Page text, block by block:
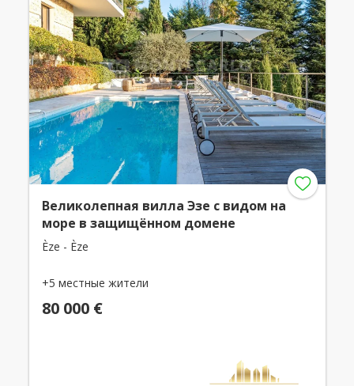
Великолепная вилла Эзе с видом на
море в защищённом домене
Èze - Èze
+5 местные жители
80 000 €